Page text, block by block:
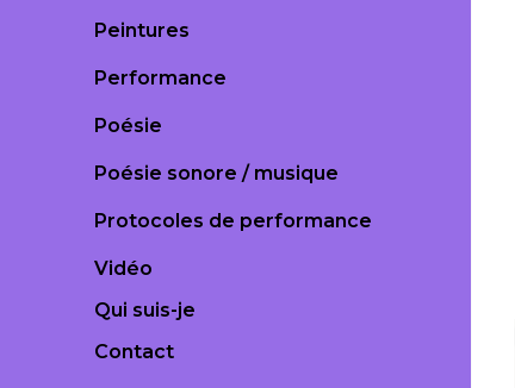
Peintures
Performance
Poésie
Poésie sonore / musique
Protocoles de performance
Vidéo
Qui suis-je
Contact